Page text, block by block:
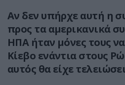
Αν δεν υπήρχε αυτή η
προς τα αμερικανικά
ΗΠΑ ήταν μόνες τους
Κίεβο ενάντια στους
αυτός θα είχε